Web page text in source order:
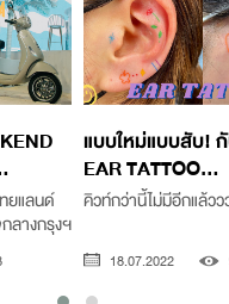
ยแลนด์
ลางกรุงฯ
แบบใหม่แบบสับ! กั
EAR TATTOO...
คิวท์กว่านี้ไม่มีอีกแล้วว
18.07.2022